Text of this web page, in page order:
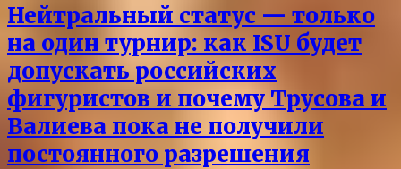
Нейтральный статус — только
на один турнир: как ISU будет
допускать российских
фигуристов и почему Трусова и
Валиева пока не получили
постоянного разрешения